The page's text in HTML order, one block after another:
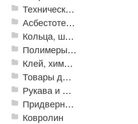
Техническая резина
Асбестотехнические и теплоизоляционные материалы
Кольца, шайбы, манжеты
Полимеры и пластики
Клей, химия, сопутствующие товары
Товары для дома
Рукава и шланги промышленные
Придверные решетки
Ковролин